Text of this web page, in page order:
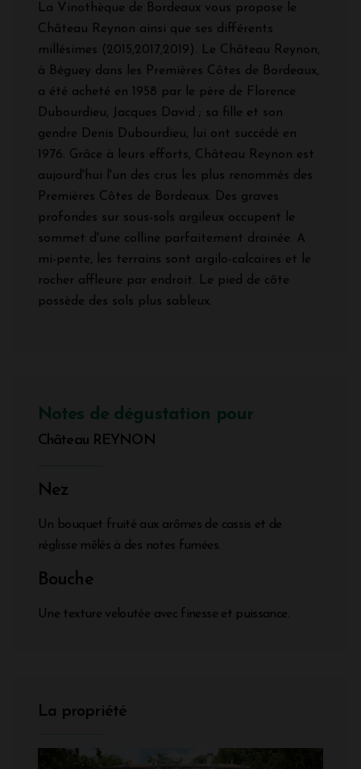
La Vinothèque de Bordeaux vous propose le
Château Reynon ainsi que ses différents
millésimes (2015,2017,2019). Le Château Reynon,
à Béguey dans les Premières Côtes de Bordeaux,
a été acheté en 1958 par le père de Florence
Dubourdieu, Jacques David ; sa fille et son
gendre Denis Dubourdieu, lui ont succédé en
1976. Grâce à leurs efforts, Château Reynon est
aujourd'hui l'un des crus les plus renommés des
Premières Côtes de Bordeaux. Des graves
profondes sur sous-sols argileux occupent le
sommet d'une colline parfaitement drainée. A
mi-pente, les terrains sont argilo-calcaires et le
rocher affleure par endroit. Le pied de côte
possède des sols plus sableux.
Notes de dégustation pour
Château REYNON
Nez
Un bouquet fruité aux arômes de cassis et de
réglisse mêlés à des notes fumées.
Bouche
Une texture veloutée avec finesse et puissance.
La propriété